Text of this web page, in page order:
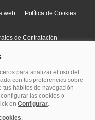
web Política de Cookies
de Contratación
Veturis Travel S.A.
I-AV0000879.4 Tel: +34